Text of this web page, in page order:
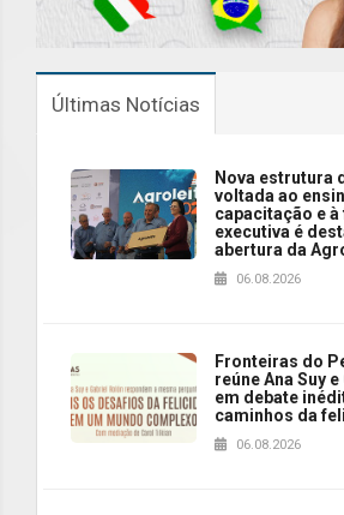
Últimas Notícias
Nova estrutura
voltada ao
capacitação e
executiva é
abertura da
06.08.2026
Fronteiras do
reúne Ana Suy
em debate
caminhos da
06.08.2026